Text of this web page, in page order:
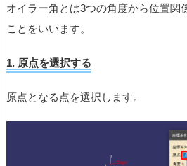
オイラー角とは3つの角度から位置関
ことをいいます。
1. 原点を選択する
原点となる点を選択します。